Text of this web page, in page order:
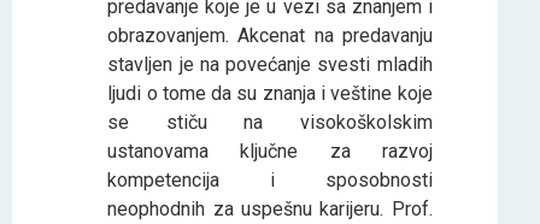
predavanje koje je u vezi sa znanjem i
obrazovanjem. Akcenat na predavanju
stavljen je na povećanje svesti mladih
ljudi o tome da su znanja i veštine koje
se stiču na visokoškolskim
ustanovama ključne za razvoj
kompetencija i sposobnosti
neophodnih za uspešnu karijeru. Prof.